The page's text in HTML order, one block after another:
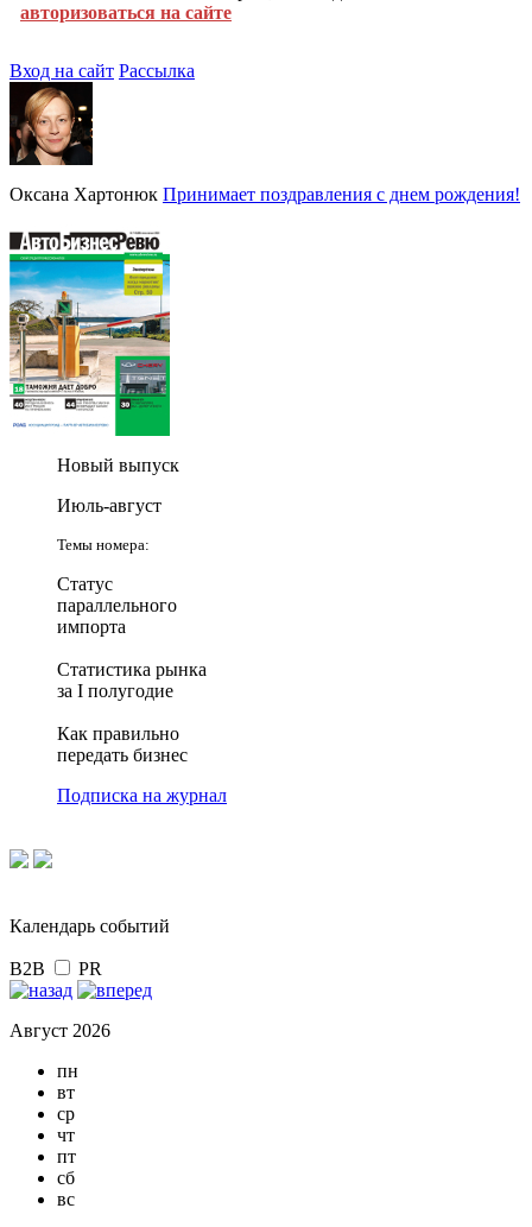
авторизоваться на сайте
Вход на сайт Рассылка
Оксана Хартонюк Принимает поздравления с днем рождения!
Новый выпуск
Июль-август
Темы номера:
Статус
параллельного
импорта
Статистика рынка
за I полугодие
Как правильно
передать бизнес
Подписка на журнал
Календарь событий
B2B PR
Август 2026
пн
вт
ср
чт
пт
сб
вс